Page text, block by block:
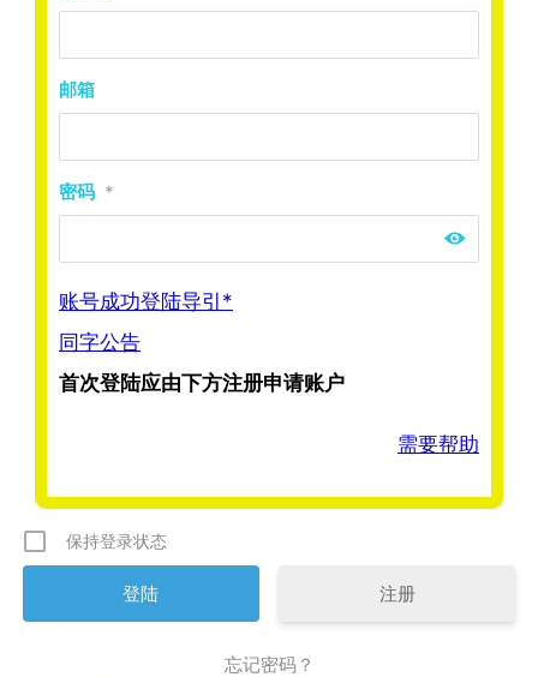
邮箱
密码 *
账号成功登陆导引*
同字公告
首次登陆应由下方注册申请账户
需要帮助
保持登录状态
注册
忘记密码？